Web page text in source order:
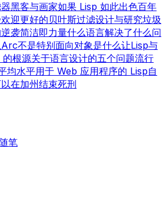
黑客与画家如果 Lisp 如此出色百年
迎更好的贝叶斯过滤设计与研究垃圾
袭简洁即力量什么语言解决了什么问
不是特别面向对象是什么让Lisp与
的根源关于语言设计的五个问题流行
均水平用于 Web 应用程序的 Lisp自
在加州结束死刑
笔